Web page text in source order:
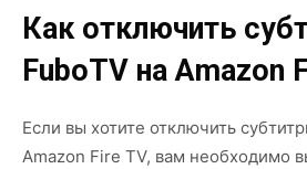
Как отключить
FuboTV на Amazon
Если вы хотите отключить
Amazon Fire TV, вам необходимо